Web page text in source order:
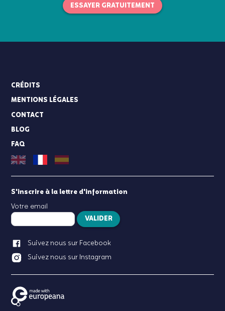
ESSAYER GRATUITEMENT
CRÉDITS
MENTIONS LÉGALES
CONTACT
BLOG
FAQ
S'inscrire à la lettre d'information
Votre email
VALIDER
Suivez nous sur Facebook
Suivez nous sur Instagram